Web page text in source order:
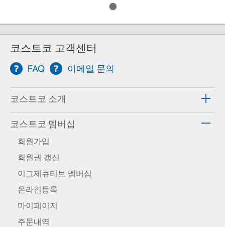
코스트코 고객센터
FAQ 이메일 문의
코스트코 소개
코스트코 멤버십
회원가입
회원권 갱신
이그제큐티브 멤버십
온라인등록
마이페이지
주문내역